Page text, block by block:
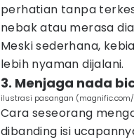
perhatian tanpa
nebak atau merasa
Meski sederhana,
lebih nyaman dijalani.
3. Menjaga nada
ilustrasi pasangan
Cara seseorang
dibanding isi